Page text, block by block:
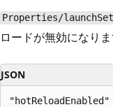
Properties/
ロードが無効になりま
JSON